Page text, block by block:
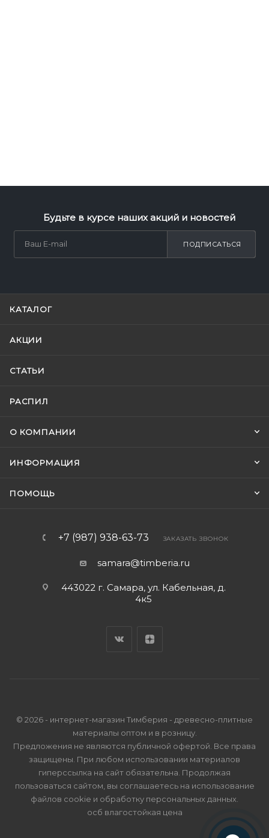
Будьте в курсе наших акций и новостей
ПОДПИСАТЬСЯ
КАТАЛОГ
АКЦИИ
СТАТЬИ
РАСПИЛ
О КОМПАНИИ
ИНФОРМАЦИЯ
ПОМОЩЬ
+7 (987) 938-63-73 ЗАКАЗАТЬ ЗВОНОК
samara@timberia.ru
443022 г. Самара, ул. Кабельная, д.
4к5
© 2026 - интернет-магазин Тимберия - древесно-плитные
материалы оптом и в розницу.
Предложения не являются публичной офертой. Все права
защищены. При любом использовании материалов
гиперссылка на сайт обязательна. Продолжая
пользоваться сайтом, вы соглашаетесь на использование
файлов cookie и обработку персональных данных
осб влагостойкая цена